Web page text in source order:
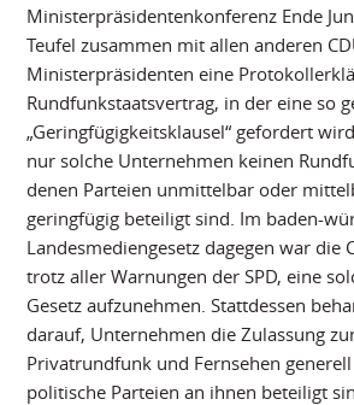
Ministerpräsidentenkonferenz Ende
Teufel zusammen mit allen anderen
Ministerpräsidenten eine
Rundfunkstaatsvertrag, in der eine so
„Geringfügigkeitsklausel“ gefordert
nur solche Unternehmen keinen
denen Parteien unmittelbar oder
geringfügig beteiligt sind. Im baden-
Landesmediengesetz dagegen war die
trotz aller Warnungen der SPD, eine
Gesetz aufzunehmen. Stattdessen
darauf, Unternehmen die Zulassung
Privatrundfunk und Fernsehen
politische Parteien an ihnen beteiligt